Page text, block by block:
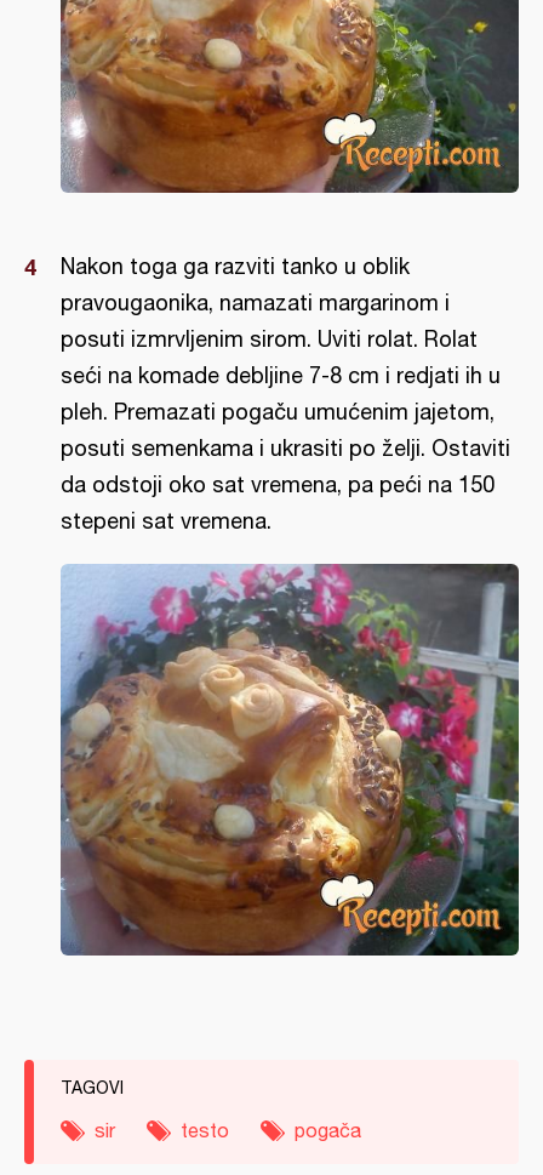
Nakon toga ga razviti tanko u oblik
pravougaonika, namazati margarinom i
posuti izmrvljenim sirom. Uviti rolat. Rolat
seći na komade debljine 7-8 cm i redjati ih u
pleh. Premazati pogaču umućenim jajetom,
posuti semenkama i ukrasiti po želji. Ostaviti
da odstoji oko sat vremena, pa peći na 150
stepeni sat vremena.
TAGOVI
sir testo pogača